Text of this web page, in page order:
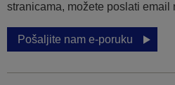
stranicama, možete poslati
Pošaljite nam e-poruku